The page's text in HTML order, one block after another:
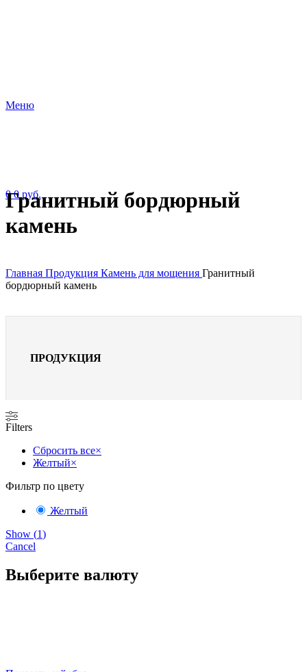
Меню
00 руб.
Гранитный бордюрный
камень
Главная Продукция Камень для мощения Гранитный
бордюрный камень
ПРОДУКЦИЯ
Filters
Сбросить все×
Желтый×
Фильтр по цвету
Желтый
Show (1)
Cancel
Выберите валюту